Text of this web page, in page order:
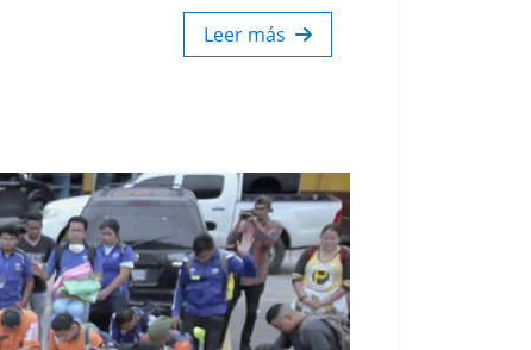
Leer más